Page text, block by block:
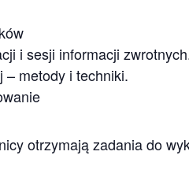
i sesji informacji
– metody i techniki.
otrzymają zadania do